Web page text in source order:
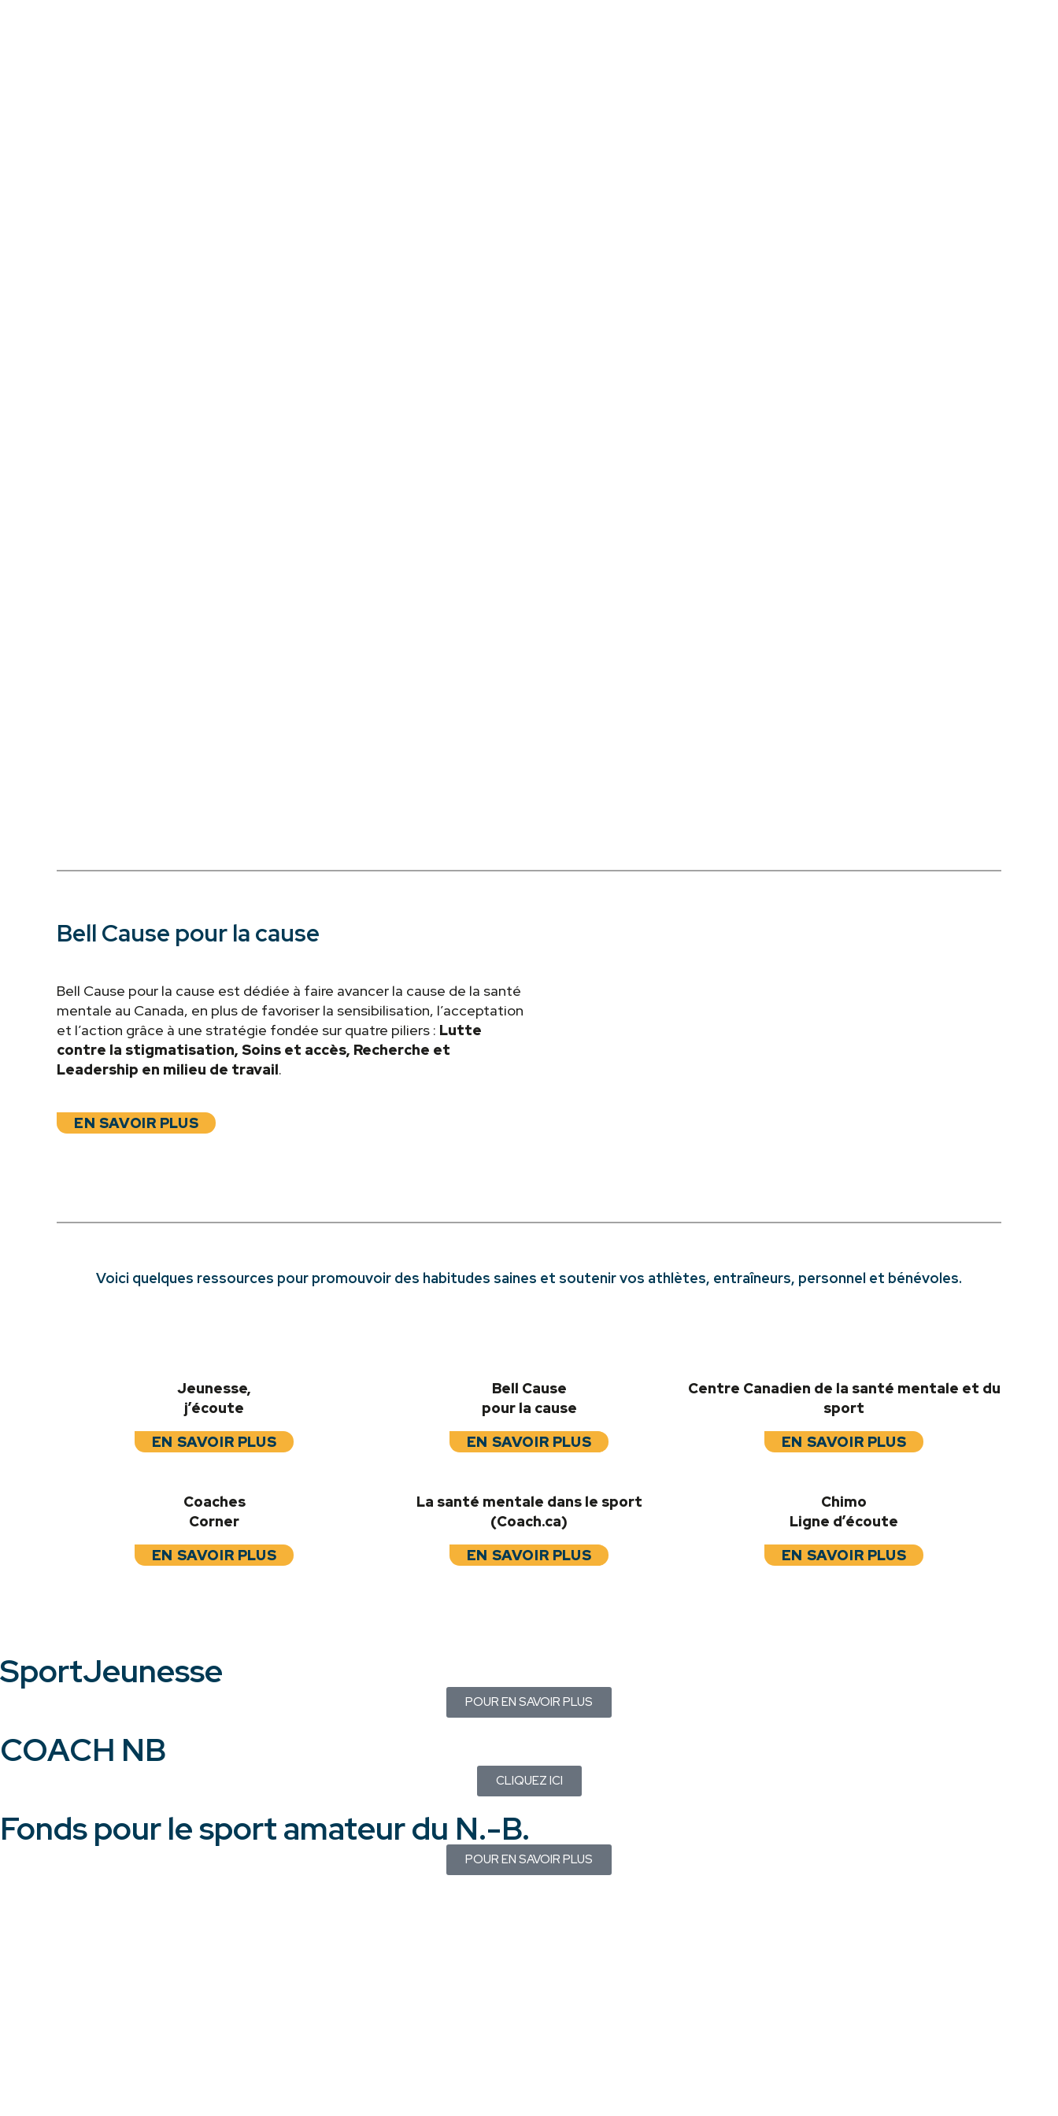
Bell Cause pour la cause
Bell Cause pour la cause est dédiée à faire avancer la cause de la santé
mentale au Canada, en plus de favoriser la sensibilisation, l’acceptation
et l’action grâce à une stratégie fondée sur quatre piliers : Lutte
contre la stigmatisation, Soins et accès, Recherche et
Leadership en milieu de travail.
EN SAVOIR PLUS
Voici quelques ressources pour promouvoir des habitudes saines et soutenir vos athlètes, entraîneurs, personnel et bénévoles.
Jeunesse,
j’écoute
EN SAVOIR PLUS
Bell Cause
pour la cause
EN SAVOIR PLUS
Centre Canadien de la santé mentale et du
sport
EN SAVOIR PLUS
Coaches
Corner
EN SAVOIR PLUS
La santé mentale dans le sport
(Coach.ca)
EN SAVOIR PLUS
Chimo
Ligne d’écoute
EN SAVOIR PLUS
SportJeunesse
POUR EN SAVOIR PLUS
COACH NB
CLIQUEZ ICI
Fonds pour le sport amateur du N.-B.
POUR EN SAVOIR PLUS